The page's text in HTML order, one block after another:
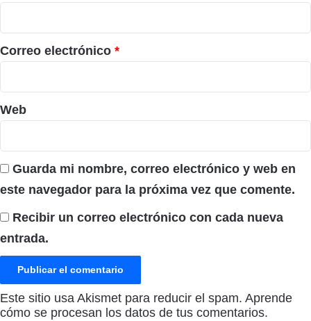
i
o
*
Correo electrónico *
Web
Guarda mi nombre, correo electrónico y web en
este navegador para la próxima vez que comente.
Recibir un correo electrónico con cada nueva
entrada.
Este sitio usa Akismet para reducir el spam. Aprende
cómo se procesan los datos de tus comentarios.